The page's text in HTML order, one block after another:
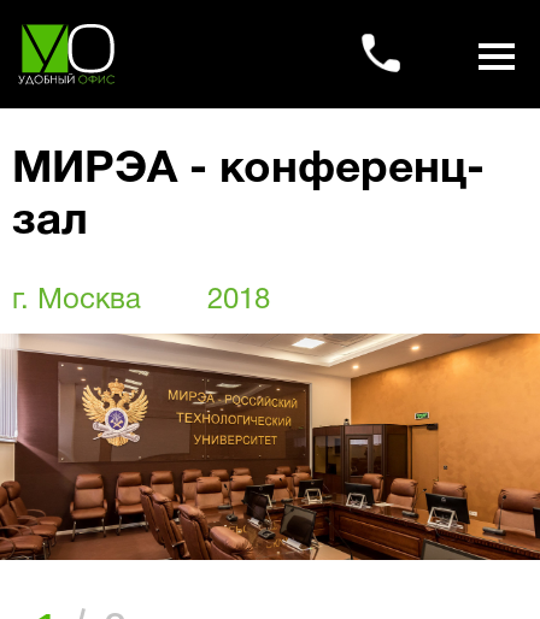
МИРЭА - конференц-
зал
г. Москва 2018